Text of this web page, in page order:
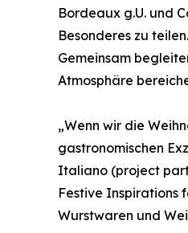
Bordeaux g.U. und
Besonderes zu teilen.
Gemeinsam
Atmosphäre
„Wenn wir die
gastronomischen
Italiano (project
Festive Inspirations
Wurstwaren und